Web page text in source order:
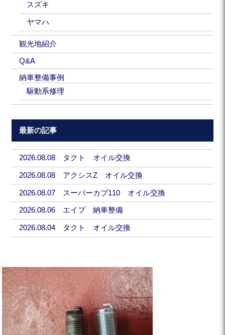
スズキ
ヤマハ
観光地紹介
Q&A
納車整備事例
駆動系修理
最新の記事
2026.08.08 タクト オイル交換
2026.08.08 アクシスZ オイル交換
2026.08.07 スーパーカブ110 オイル交換
2026.08.06 エイプ 納車整備
2026.08.04 タクト オイル交換